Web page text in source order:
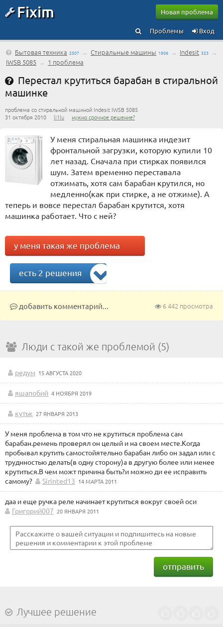
Fixim Новая проблема
Вход
Проблемы
Бытовая техника 2507 → Стиральные машины 1906 → Indesit 323 →
IWSB 5085 → 1 проблема
Перестал крутиться барабан в стиральной
машинке
проблема со стиральной машиной Indesit IWSB 5085
31 октября 2010 li1lu нужно срочное решение?
У меня стиральная машинка индезит
фронтальной загрузки, которую купили 10
лет назад. Сначала при стирках появился
шум. Затем временно переставала
отжимать, хотя сам барабан крутился, но
медленно(как при стирке, а не отжиме). А
теперь и вовсе перестал барабан крутится, хотя
машинка работает. Что с ней?
у меня такая же проблема
есть 2 решения
6 442 просмотра
добавить комментарий...
Люди с такой же проблемой (5)
редум 15 АВГУСТА 2020
яшапобий 4 НОЯБРЯ 2019
кутьк 27 ЯНВАРЯ 2013
У меня проблема в том что не крутиться проблема сам
барабан.ремень проверял он целый и на своем месте.Когда
пробывал крутить самостойятельно барабан либо он задал или с
труднностью делать(в одну сторону)а в другую более или менее
крутиться.В чем можт причина быть?и можно ди ее исправить
самому?
Sirinted13 14 МАРТА 2011
даа и еще ручка реле начинает крутиться вокруг своей оси
Григорий007 20 ЯНВАРЯ 2011
отправить
Лучшее решение